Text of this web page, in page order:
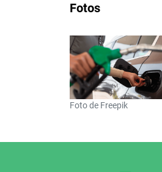
Fotos
Foto de Freepik